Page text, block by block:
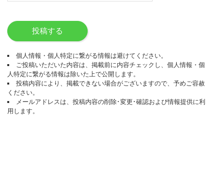
投稿する
個人情報・個人特定に繋がる情報は避けてください。
ご投稿いただいた内容は、掲載前に内容チェックし、個人情報・個
人特定に繋がる情報は除いた上で公開します。
投稿内容により、掲載できない場合がございますので、予めご容赦
ください。
メールアドレスは、投稿内容の削除･変更･確認および情報提供に利
用します。